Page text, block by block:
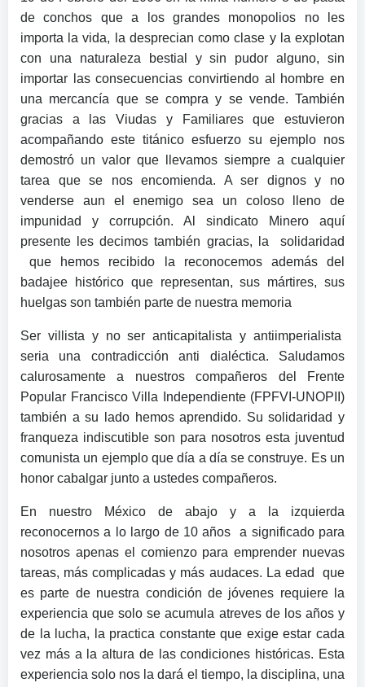
de conchos que a los grandes monopolios no les
importa la vida, la desprecian como clase y la explotan
con una naturaleza bestial y sin pudor alguno, sin
importar las consecuencias convirtiendo al hombre en
una mercancía que se compra y se vende. También
gracias a las Viudas y Familiares que estuvieron
acompañando este titánico esfuerzo su ejemplo nos
demostró un valor que llevamos siempre a cualquier
tarea que se nos encomienda. A ser dignos y no
venderse aun el enemigo sea un coloso lleno de
impunidad y corrupción. Al sindicato Minero aquí
presente les decimos también gracias, la solidaridad
que hemos recibido la reconocemos además del
badajee histórico que representan, sus mártires, sus
huelgas son también parte de nuestra memoria
Ser villista y no ser anticapitalista y antiimperialista
seria una contradicción anti dialéctica. Saludamos
calurosamente a nuestros compañeros del Frente
Popular Francisco Villa Independiente (FPFVI-UNOPII)
también a su lado hemos aprendido. Su solidaridad y
franqueza indiscutible son para nosotros esta juventud
comunista un ejemplo que día a día se construye. Es un
honor cabalgar junto a ustedes compañeros.
En nuestro México de abajo y a la izquierda
reconocernos a lo largo de 10 años a significado para
nosotros apenas el comienzo para emprender nuevas
tareas, más complicadas y más audaces. La edad que
es parte de nuestra condición de jóvenes requiere la
experiencia que solo se acumula atreves de los años y
de la lucha, la practica constante que exige estar cada
vez más a la altura de las condiciones históricas. Esta
experiencia solo nos la dará el tiempo, la disciplina, una